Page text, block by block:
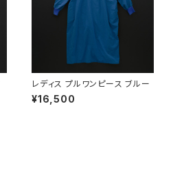
レディス プルワンピース ブルー
¥16,500